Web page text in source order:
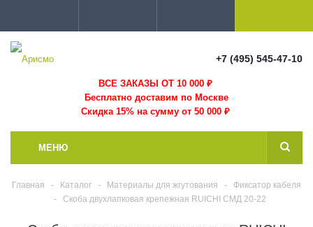
+7 (495) 545-47-10
ВСЕ ЗАКАЗЫ ОТ 10 000₽
Бесплатно доставим по Москве
Скидка 15% на сумму от 50 000 ₽
МЕНЮ
Главная - Каталог - Материалы для жгутования -
Фиксатор кабеля
-
Скоба двухлапковая крепежная RUICHI СМД 20-22